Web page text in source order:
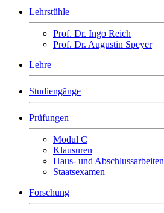
Lehrstühle
Prof. Dr. Ingo Reich
Prof. Dr. Augustin Speyer
Lehre
Studiengänge
Prüfungen
Modul C
Klausuren
Haus- und Abschlussarbeiten
Staatsexamen
Forschung